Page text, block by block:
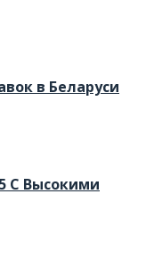
в Беларуси
С Высокими